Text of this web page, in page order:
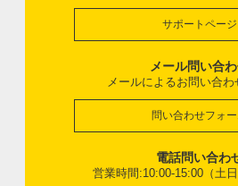
サポートページ
メール問い合
メールによるお問い合わ
問い合わせフォー
電話問い合わ
営業時間:10:00-15:00（土日